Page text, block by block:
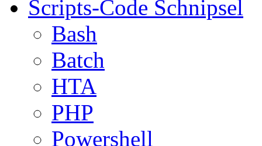
Scripts-Code Schnipsel
Bash
Batch
HTA
PHP
Powershell